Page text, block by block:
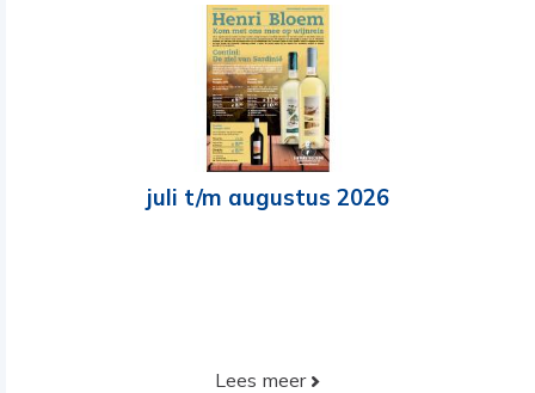
juli t/m augustus 2026
Lees meer